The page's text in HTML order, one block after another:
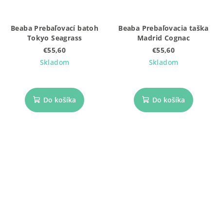
Beaba Prebaľovací batoh
Tokyo Seagrass
€55,60
Skladom
Do košíka
Beaba Prebaľovacia taška
Madrid Cognac
€55,60
Skladom
Do košíka